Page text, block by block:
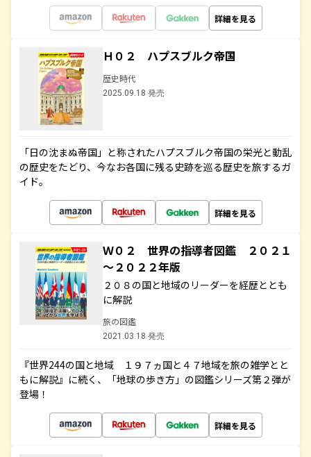
詳細を見る
Ｈ０２ ハプスブルク帝国
歴史時代
2025.09.18 発売
「日の沈まぬ帝国」と称されたハプスブルク帝国の栄光と動乱
の歴史をたどり、今なお各国に残る史跡を巡る歴史を旅するガ
イド。
詳細を見る
Ｗ０２ 世界の指導者図鑑 ２０２１
～２０２２年版
２０８の国と地域のリーダーを経歴ととも
に解説
旅の図鑑
2021.03.18 発売
『世界244の国と地域 １９７ヵ国と４７地域を旅の雑学とと
もに解説』に続く、「地球の歩き方」の図鑑シリーズ第２弾が
登場！
詳細を見る